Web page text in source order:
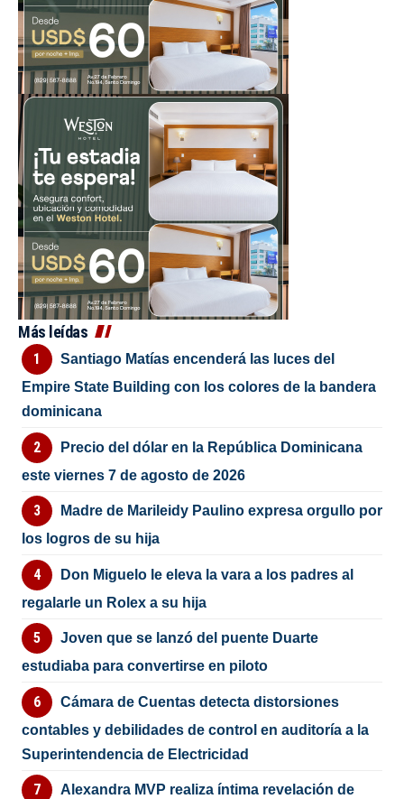
Más leídas
Santiago Matías encenderá las luces del
Empire State Building con los colores de la bandera
dominicana
Precio del dólar en la República Dominicana
este viernes 7 de agosto de 2026
Madre de Marileidy Paulino expresa orgullo por
los logros de su hija
Don Miguelo le eleva la vara a los padres al
regalarle un Rolex a su hija
Joven que se lanzó del puente Duarte
estudiaba para convertirse en piloto
Cámara de Cuentas detecta distorsiones
contables y debilidades de control en auditoría a la
Superintendencia de Electricidad
Alexandra MVP realiza íntima revelación de